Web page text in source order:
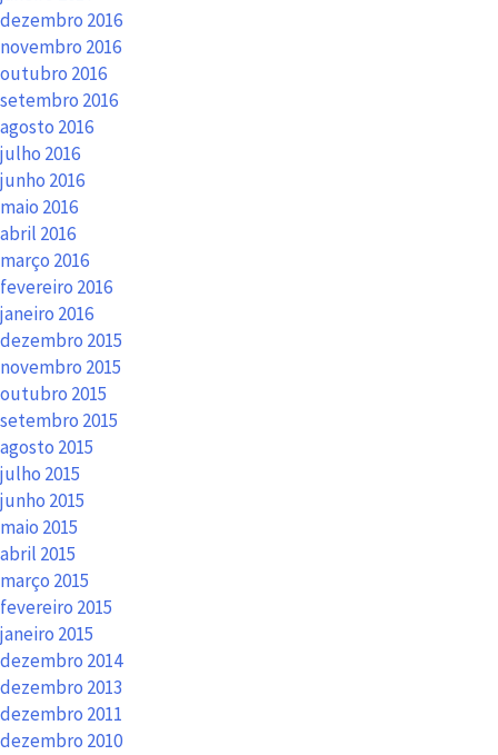
dezembro 2016
novembro 2016
outubro 2016
setembro 2016
agosto 2016
julho 2016
junho 2016
maio 2016
abril 2016
março 2016
fevereiro 2016
janeiro 2016
dezembro 2015
novembro 2015
outubro 2015
setembro 2015
agosto 2015
julho 2015
junho 2015
maio 2015
abril 2015
março 2015
fevereiro 2015
janeiro 2015
dezembro 2014
dezembro 2013
dezembro 2011
dezembro 2010